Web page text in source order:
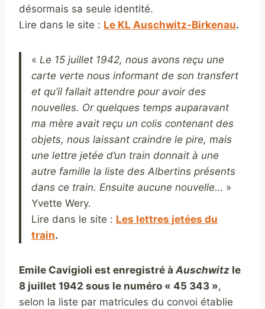
désormais sa seule identité.
Lire dans le site : Le KL Auschwitz-Birkenau.
« Le 15 juillet 1942, nous avons reçu une
carte verte nous informant de son transfert
et qu’il fallait attendre pour avoir des
nouvelles. Or quelques temps auparavant
ma mère avait reçu un colis contenant des
objets, nous laissant craindre le pire, mais
une lettre jetée d’un train donnait à une
autre famille la liste des Albertins présents
dans ce train. Ensuite aucune nouvelle… »
Yvette Wery.
Lire dans le site : Les lettres jetées du
train.
Emile Cavigioli est enregistré àAuschwitz le
8 juillet 1942 sous le numéro « 45 343 »,
selon la liste par matricules du convoi établie